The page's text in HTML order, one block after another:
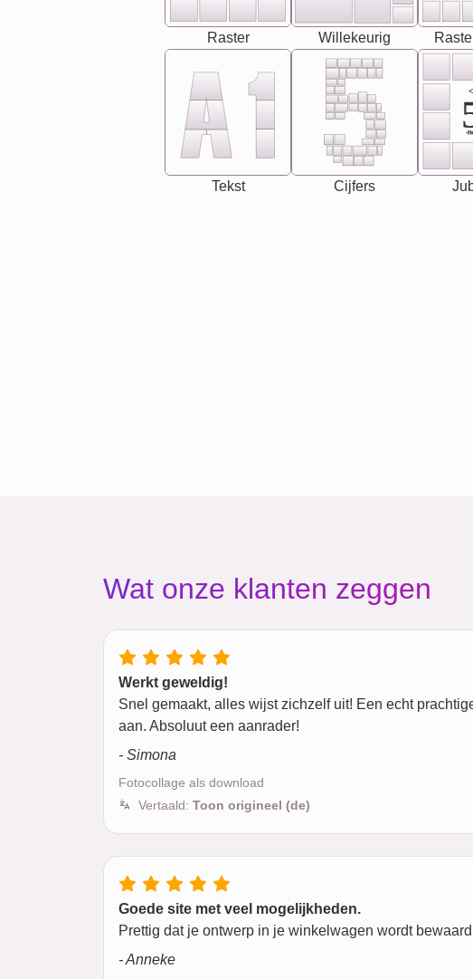
Raster Willekeurig
Tekst Cijfers
-
Wat onze klanten zeggen
Werkt geweldig!
Snel gemaakt, alles wijst zichzelf uit! Een echt
aan. Absoluut een aanrader!
- Simona
Fotocollage als download
Vertaald: Toon origineel (de)
Goede site met veel mogelijkheden.
Prettig dat je ontwerp in je winkelwagen wordt
- Anneke